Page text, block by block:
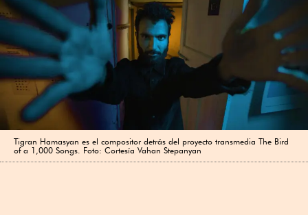
Tigran Hamasyan es el compositor detrás del proyecto transmedia The Bird
of a 1,000 Songs. Foto: Cortesía Vahan Stepanyan